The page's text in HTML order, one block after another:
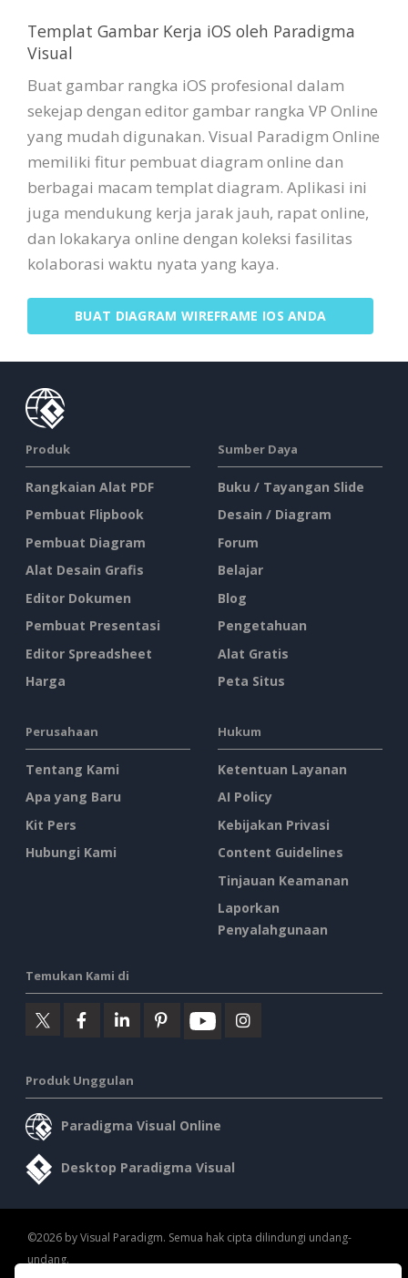
Templat Gambar Kerja iOS oleh Paradigma
Visual
Buat gambar rangka iOS profesional dalam
sekejap dengan editor gambar rangka VP Online
yang mudah digunakan. Visual Paradigm Online
memiliki fitur pembuat diagram online dan
berbagai macam templat diagram. Aplikasi ini
juga mendukung kerja jarak jauh, rapat online,
dan lokakarya online dengan koleksi fasilitas
kolaborasi waktu nyata yang kaya.
BUAT DIAGRAM WIREFRAME IOS ANDA
Produk
Rangkaian Alat PDF
Pembuat Flipbook
Pembuat Diagram
Alat Desain Grafis
Editor Dokumen
Pembuat Presentasi
Editor Spreadsheet
Harga
Sumber Daya
Buku / Tayangan Slide
Desain / Diagram
Forum
Belajar
Blog
Pengetahuan
Alat Gratis
Peta Situs
Perusahaan
Tentang Kami
Apa yang Baru
Kit Pers
Hubungi Kami
Hukum
Ketentuan Layanan
AI Policy
Kebijakan Privasi
Content Guidelines
Tinjauan Keamanan
Laporkan
Penyalahgunaan
Temukan Kami di
Produk Unggulan
Paradigma Visual Online
Desktop Paradigma Visual
©2026 by Visual Paradigm. Semua hak cipta dilindungi undang-
undang.